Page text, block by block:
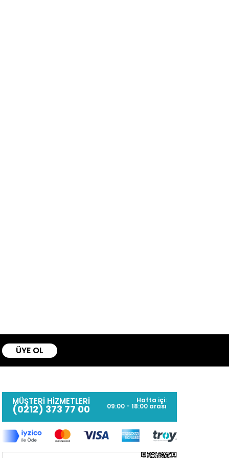
ÜYE OL
MÜŞTERİ HİZMETLERİ
(0212) 373 77 00
Hafta içi:
09:00 - 18:00 arası